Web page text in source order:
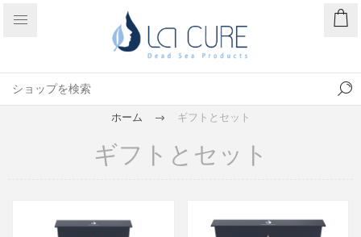
ホーム ギフトとセット
ギフトとセット